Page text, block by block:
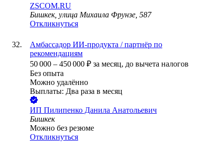
ZSCOM.RU
Бишкек, улица Михаила Фрунзе, 587
Откликнуться
Амбассадор ИИ-продукта / партнёр по
рекомендациям
50 000 – 450 000 ₽ за месяц, до вычета налогов
Без опыта
Можно удалённо
Выплаты: Два раза в месяц
ИП Пилипенко Данила Анатольевич
Бишкек
Можно без резюме
Откликнуться